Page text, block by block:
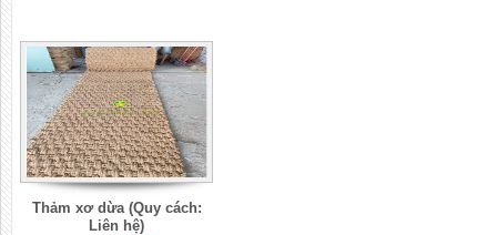
Thảm xơ dừa (Quy cách:
Liên hệ)